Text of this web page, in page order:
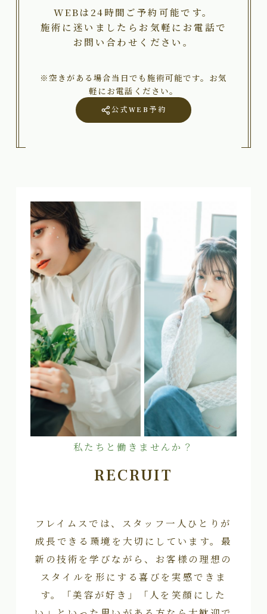
WEBは24時間ご予約可能です。
施術に迷いましたらお気軽にお電話で
お問い合わせください。
※空きがある場合当日でも施術可能です。お気
軽にお電話ください。
公式WEB予約
私たちと働きませんか？
RECRUIT
フレイムスでは、スタッフ一人ひとりが
成長できる環境を大切にしています。最
新の技術を学びながら、お客様の理想の
スタイルを形にする喜びを実感できま
す。「美容が好き」「人を笑顔にした